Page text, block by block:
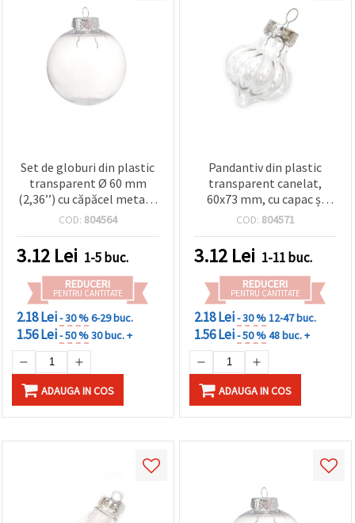
Set de globuri din plastic
transparent Ø 60 mm
(2,36’’) cu căpăcel metalic
argintiu și buclă de
pentru craft, brad de
Crăciun și decorațiuni
pentru petreceri
COD: 804564
3.12 Lei 1-5 buc.
REDUCERI
PENTRU CANTITATE
2.18 Lei- 30 %6-29 buc.
1.56 Lei- 50 %30 buc. +
ADAUGA IN COS
Pandantiv din plastic
transparent canelat,
60x73 mm, cu capac și
agățătoare metalică
COD: 804571
3.12 Lei 1-11 buc.
REDUCERI
PENTRU CANTITATE
2.18 Lei- 30 %12-47 buc.
1.56 Lei- 50 %48 buc. +
ADAUGA IN COS